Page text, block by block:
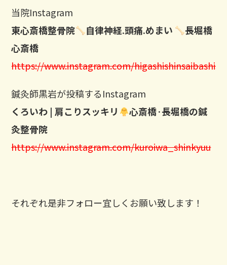
当院Instagram
東心斎橋整骨院
自律神経.頭痛.めまい
長堀橋
心斎橋
https://www.instagram.com/
鍼灸師黒岩が投稿するInstagram
くろいわ | 肩こりスッキリ
心斎橋·長堀橋の鍼
灸整骨院
https://www.instagram.com/kuroiwa_shinkyuu
それぞれ是非フォロー宜しくお願い致します！